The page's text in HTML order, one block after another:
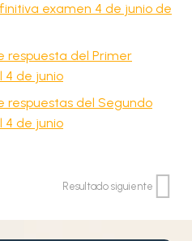
examen 4 de junio de
respuesta del Primer
4 de junio
respuestas del Segundo
4 de junio
Resultado siguiente